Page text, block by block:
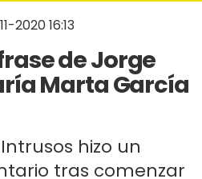
2020 16:13
de Jorge
Marta García
hizo un
tras comenzar